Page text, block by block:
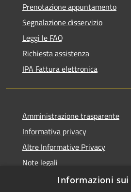
Prenotazione appuntamento
Segnalazione disservizio
Leggi le FAQ
Richiesta assistenza
IPA Fattura elettronica
Amministrazione trasparente
Informativa privacy
Altre Informative Privacy
Note legali
Dichiarazione di accessibilità
Informazioni sui